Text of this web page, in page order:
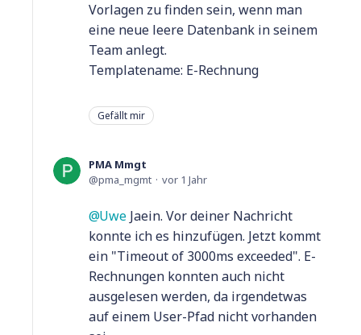
Vorlagen zu finden sein, wenn man
eine neue leere Datenbank in seinem
Team anlegt.
Templatename: E-Rechnung
Gefällt mir
PMA Mmgt
pma_mgmt
vor 1 Jahr
Uwe Jaein. Vor deiner Nachricht
konnte ich es hinzufügen. Jetzt kommt
ein "Timeout of 3000ms exceeded". E-
Rechnungen konnten auch nicht
ausgelesen werden, da irgendetwas
auf einem User-Pfad nicht vorhanden